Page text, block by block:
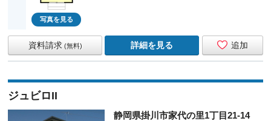
写真を見る
追加
資料請求 (無料) 詳細を見る
ジュビロII
静岡県掛川市家代の里1丁目21-14